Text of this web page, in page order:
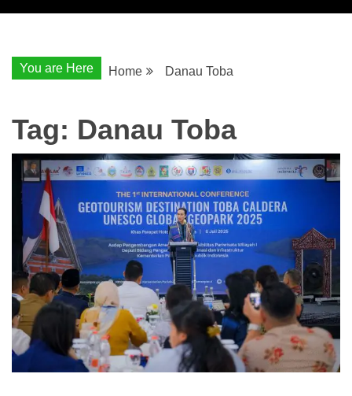
You are Here Home Danau Toba
Tag: Danau Toba